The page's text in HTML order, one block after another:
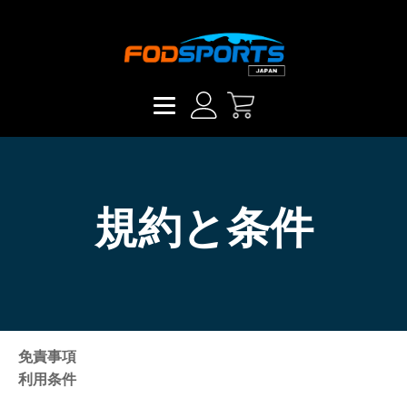
規約と条件
免責事項
利用条件